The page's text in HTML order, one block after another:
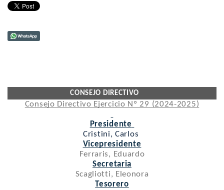
CONSEJO DIRECTIVO
Consejo Directivo Ejercicio Nº 29 (2024-2025)
Presidente
Cristini, Carlos
Vicepresidente
Ferraris, Eduardo
Secretaria
Scagliotti, Eleonora
Tesorero